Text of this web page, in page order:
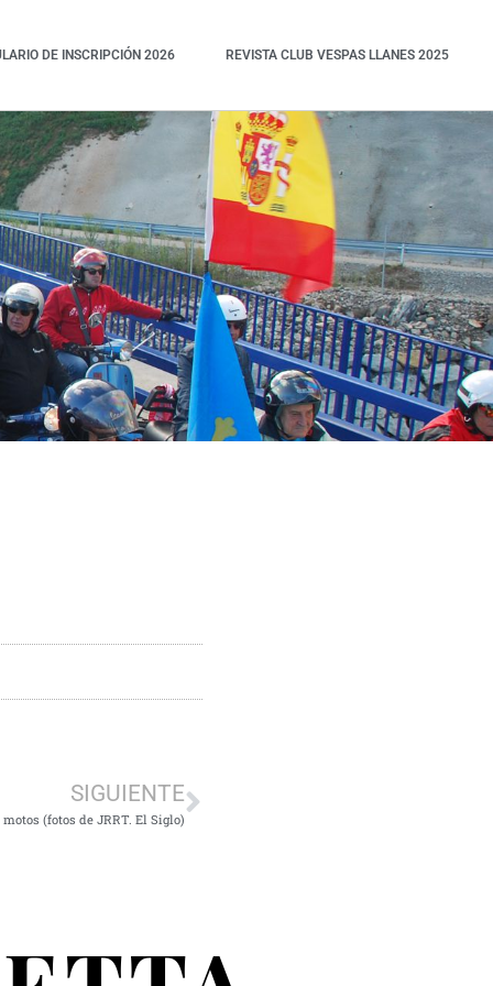
DE INSCRIPCIÓN 2026 REVISTA CLUB VESPAS LLANES 2025
SIGUIENTE
(fotos de JRRT. El Siglo)